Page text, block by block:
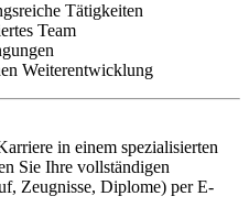
Tätigkeiten
Team
Weiterentwicklung
in einem spezialisierten
Sie Ihre vollständigen
Zeugnisse, Diplome) per E-